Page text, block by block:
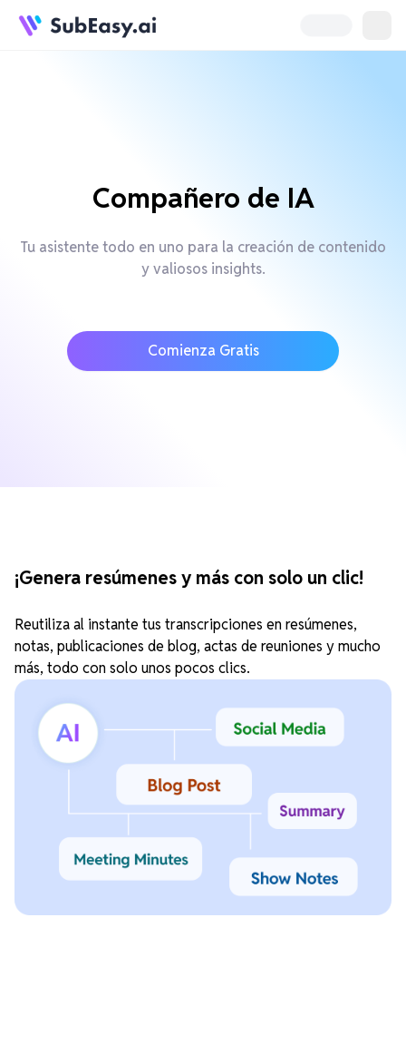
Compañero de IA
Tu asistente todo en uno para la creación de contenido
y valiosos insights.
Comienza Gratis
¡Genera resúmenes y más con solo un clic!
Reutiliza al instante tus transcripciones en resúmenes,
notas, publicaciones de blog, actas de reuniones y mucho
más, todo con solo unos pocos clics.